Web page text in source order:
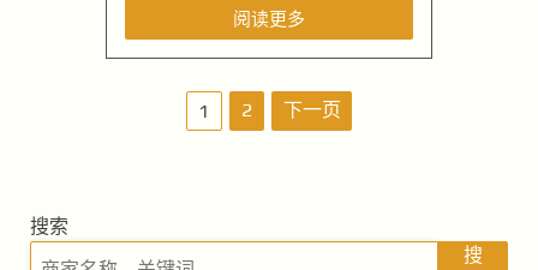
阅读更多
航
1 2 下一页
搜索
搜